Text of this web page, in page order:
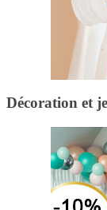
Décoration et